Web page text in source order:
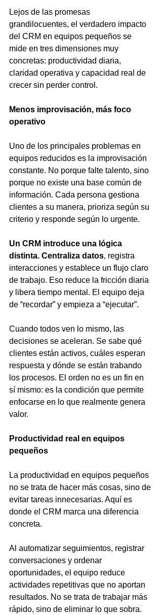
Lejos de las promesas
grandilocuentes, el verdadero impacto
del CRM en equipos pequeños se
mide en tres dimensiones muy
concretas: productividad diaria,
claridad operativa y capacidad real de
crecer sin perder control.
Menos improvisación, más foco
operativo
Uno de los principales problemas en
equipos reducidos es la improvisación
constante. No porque falte talento, sino
porque no existe una base común de
información. Cada persona gestiona
clientes a su manera, prioriza según su
criterio y responde según lo urgente.
Un CRM introduce una lógica
distinta. Centraliza datos, registra
interacciones y establece un flujo claro
de trabajo. Eso reduce la fricción diaria
y libera tiempo mental. El equipo deja
de “recordar” y empieza a “ejecutar”.
Cuando todos ven lo mismo, las
decisiones se aceleran. Se sabe qué
clientes están activos, cuáles esperan
respuesta y dónde se están trabando
los procesos. El orden no es un fin en
sí mismo: es la condición que permite
enfocarse en lo que realmente genera
valor.
Productividad real en equipos
pequeños
La productividad en equipos pequeños
no se trata de hacer más cosas, sino de
evitar tareas innecesarias. Aquí es
donde el CRM marca una diferencia
concreta.
Al automatizar seguimientos, registrar
conversaciones y ordenar
oportunidades, el equipo reduce
actividades repetitivas que no aportan
resultados. No se trata de trabajar más
rápido, sino de eliminar lo que sobra.